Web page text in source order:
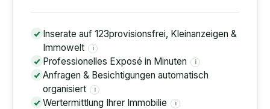
Inserate auf 123provisionsfrei, Kleinanzeigen &
Immowelt
i
Professionelles Exposé in Minuten i
Anfragen & Besichtigungen automatisch
organisiert
i
Wertermittlung Ihrer Immobilie i